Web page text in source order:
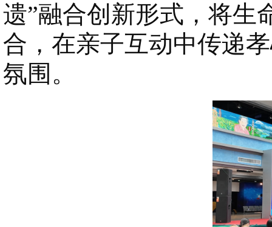
遗”融合创新形式，将生
合，在亲子互动中传递
氛围。